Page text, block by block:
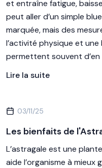
et entraîne fatigue,
peut aller d’un simple
marquée, mais des
l’activité physique et
permettent souvent
Lire la suite
03/11/25
Les bienfaits de
L’astragale est une
aide l’organisme à